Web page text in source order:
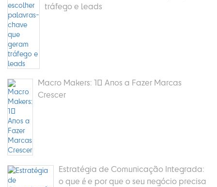
tráfego e leads
Macro Makers: 10 Anos a Fazer Marcas
Crescer
Estratégia de Comunicação Integrada:
o que é e por que o seu negócio precisa